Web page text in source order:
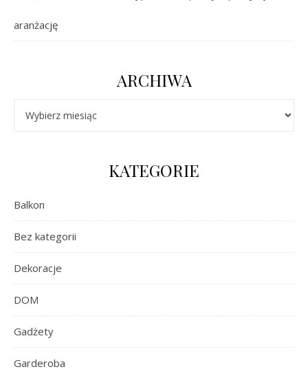
aranżację
ARCHIWA
KATEGORIE
Balkon
Bez kategorii
Dekoracje
DOM
Gadżety
Garderoba